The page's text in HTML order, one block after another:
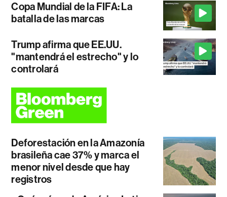
Copa Mundial de la FIFA: La
batalla de las marcas
Trump afirma que EE.UU.
"mantendrá el estrecho" y lo
controlará
Deforestación en la Amazonía
brasileña cae 37% y marca el
menor nivel desde que hay
registros